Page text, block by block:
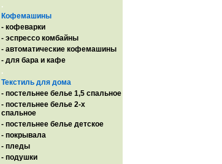
.
Кофемашины
- кофеварки
- эспрессо комбайны
- автоматические кофемашины
- для бара и кафе
.
Текстиль для дома
- постельнее белье 1,5 спальное
- постельнее белье 2-х
спальное
- постельнее белье детское
- покрывала
- пледы
- подушки